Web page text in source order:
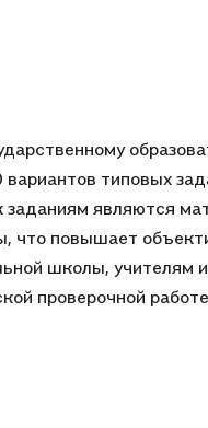
типовых
являются
что повышает
школы, учителям
проверочной